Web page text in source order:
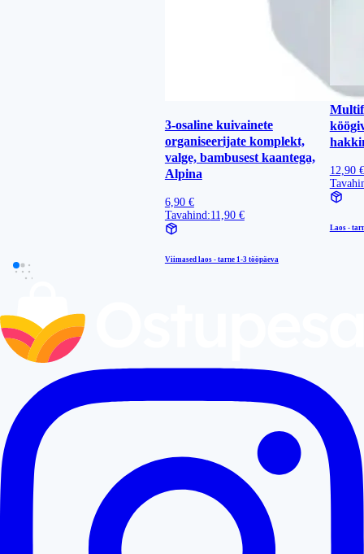
3-osaline kuivainete
organiseerijate komplekt,
valge, bambusest kaantega,
Alpina
6,90 €
Tavahind:11,90 €
Viimased laos - tarne 1-3 tööpäeva
12,90 €
Laos -